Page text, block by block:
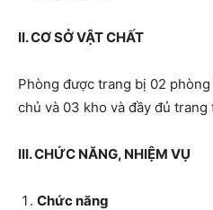
II. CƠ SỞ VẬT CHẤT
Phòng được trang bị 02
chủ và 03 kho và đầy đủ
III. CHỨC NĂNG, NHIỆM VỤ
Chức năng